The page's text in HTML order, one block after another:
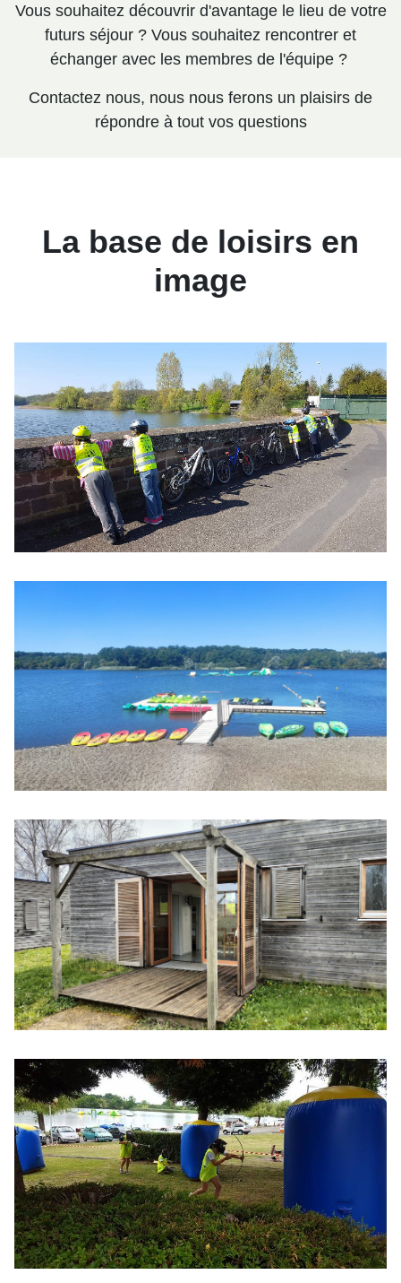
Vous souhaitez découvrir d'avantage le lieu de votre
futurs séjour ? Vous souhaitez rencontrer et
échanger avec les membres de l'équipe ?
Contactez nous, nous nous ferons un plaisirs de
répondre à tout vos questions
La base de loisirs en
image